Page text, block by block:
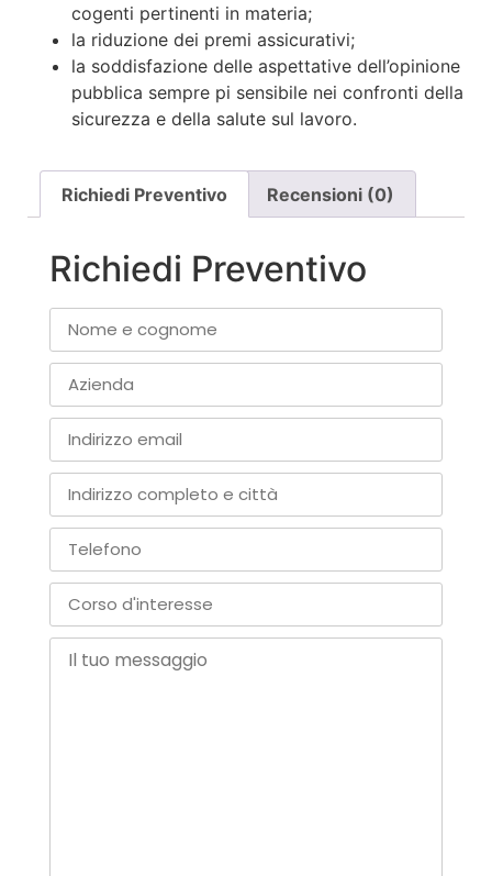
cogenti pertinenti in materia;
la riduzione dei premi assicurativi;
la soddisfazione delle aspettative dell’opinione
pubblica sempre pi sensibile nei confronti della
sicurezza e della salute sul lavoro.
Richiedi Preventivo Recensioni (0)
Richiedi Preventivo